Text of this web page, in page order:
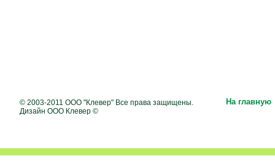
© 2003-2011 ООО "Клевер" Все права защищены.
Дизайн ООО Клевер ©
На главную